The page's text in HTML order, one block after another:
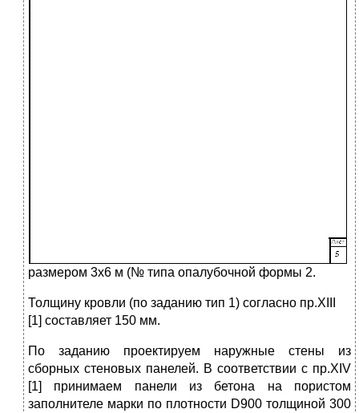
размером 3x6 м (№ типа опалубочной формы 2.
Толщину кровли (по заданию тип 1) согласно пр.XIII
[1] составляет 150 мм.
По заданию проектируем наружные стены из
сборных стеновых панелей. В соответствии с пр.XIV
[1] принимаем панели из бетона на пористом
заполнителе марки по плотности D900 толщиной 300